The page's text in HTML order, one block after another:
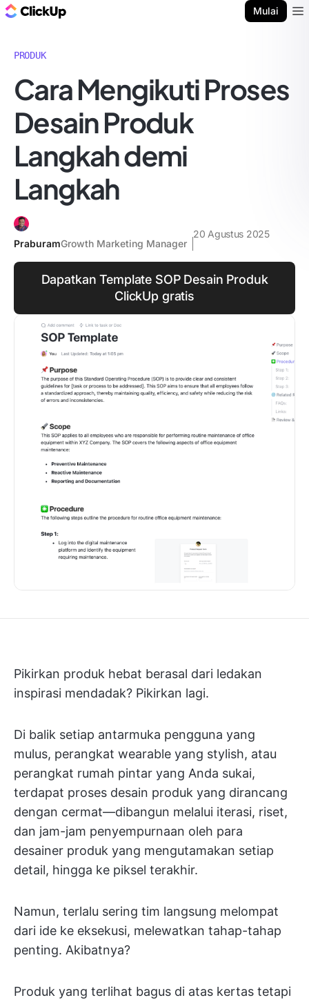
Mulai
PRODUK
Cara Mengikuti Proses
Desain Produk
Langkah demi
Langkah
PraburamGrowth Marketing Manager
20 Agustus 2025
Dapatkan Template SOP Desain Produk
ClickUp gratis
Pikirkan produk hebat berasal dari ledakan
inspirasi mendadak? Pikirkan lagi.
Di balik setiap antarmuka pengguna yang
mulus, perangkat wearable yang stylish, atau
perangkat rumah pintar yang Anda sukai,
terdapat proses desain produk yang dirancang
dengan cermat—dibangun melalui iterasi, riset,
dan jam-jam penyempurnaan oleh para
desainer produk yang mengutamakan setiap
detail, hingga ke piksel terakhir.
Namun, terlalu sering tim langsung melompat
dari ide ke eksekusi, melewatkan tahap-tahap
penting. Akibatnya?
Produk yang terlihat bagus di atas kertas tetapi